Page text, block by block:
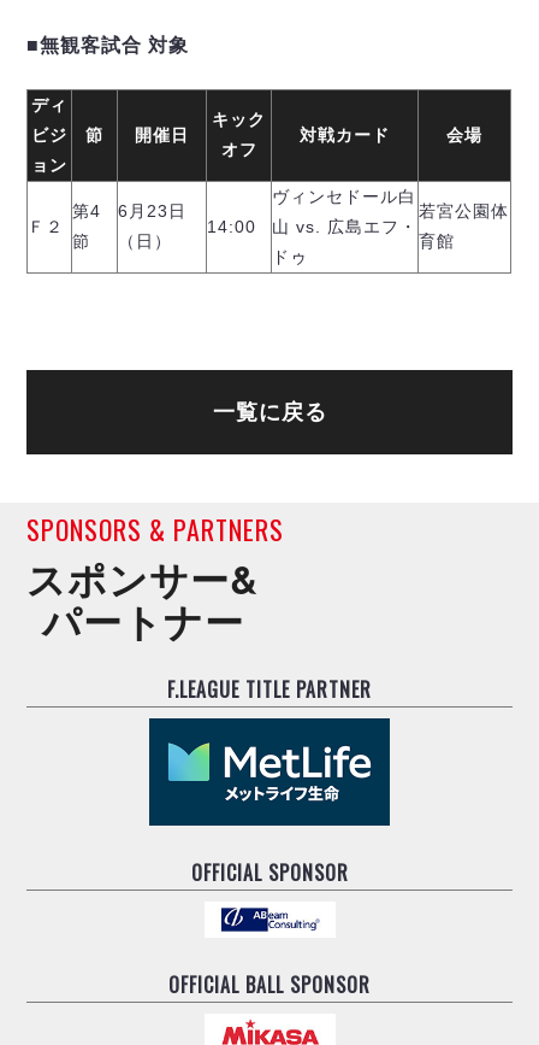
マルバ水戸FC
Y．S．C．C．横浜
ヴィンセドール白山
アグレミーナ浜松
デウソン神戸
ポルセイド浜田
ミラクルスマイル新居浜
■無観客試合 対象
ディ
ビジ
ョン
節 開催日
キック
オフ
対戦カード 会場
Ｆ２
第4
節
6月23日
（日）
14:00
ヴィンセドール白
山 vs. 広島エフ・
ドゥ
若宮公園体
育館
一覧に戻る
SPONSORS & PARTNERS
スポンサー&
パートナー
F.LEAGUE TITLE PARTNER
OFFICIAL SPONSOR
OFFICIAL BALL SPONSOR